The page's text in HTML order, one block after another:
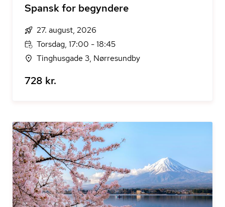
Spansk for begyndere
27. august, 2026
Torsdag, 17:00 - 18:45
Tinghusgade 3, Nørresundby
728 kr.